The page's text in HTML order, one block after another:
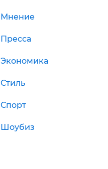
Мнение
Пресса
Экономика
Стиль
Спорт
Шоубиз